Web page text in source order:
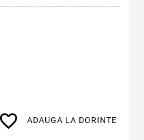
favorite_border ADAUGA LA DORINTE